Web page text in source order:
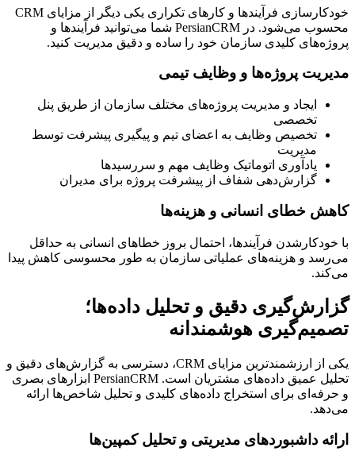
خودکارسازی فرآیندها و کارهای تکراری یکی دیگر از مزایای CRM
محسوب می‌شود. در PersianCRM شما می‌توانید فرآیندها و
پروژه‌های کلیدی سازمان خود را ساده و دقیق مدیریت کنید.
مدیریت پروژه‌ها و وظایف تیمی
ایجاد و مدیریت پروژه‌های مختلف سازمان از طریق پنل
تخصصی
تخصیص وظایف به اعضای تیم و پیگیری پیشرفت توسط
مدیریت
یادآوری اتوماتیک وظایف مهم و سررسیدها
گزارش‌دهی شفاف از پیشرفت پروژه برای مدیران
کاهش خطای انسانی و هزینه‌ها
با خودکارشدن فرآیندها، احتمال بروز خطاهای انسانی به حداقل
می‌رسد و هزینه‌های عملیاتی سازمان به طور محسوسی کاهش پیدا
می‌کند.
گزارش‌گیری دقیق و تحلیل داده‌ها؛
تصمیم‌گیری هوشمندانه
یکی از ارزشمندترین مزایای CRM، دسترسی به گزارش‌های دقیق و
تحلیل عمیق داده‌های مشتریان است. PersianCRM ابزارهای بصری
و حرفه‌ای برای استخراج داده‌های کلیدی و تحلیل شاخص‌ها ارائه
می‌دهد.
ارائه داشبوردهای مدیریتی و تحلیل کمپین‌ها